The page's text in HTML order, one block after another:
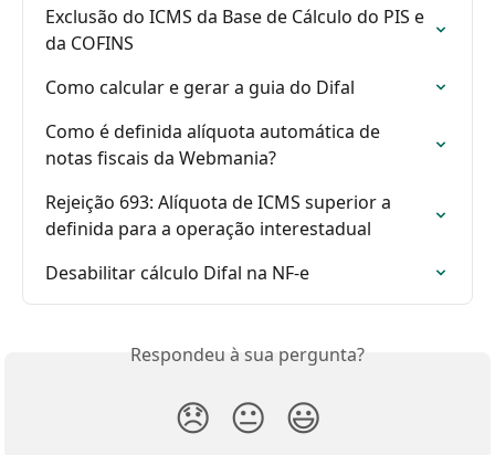
Exclusão do ICMS da Base de Cálculo do PIS e
da COFINS
Como calcular e gerar a guia do Difal
Como é definida alíquota automática de
notas fiscais da Webmania?
Rejeição 693: Alíquota de ICMS superior a
definida para a operação interestadual
Desabilitar cálculo Difal na NF-e
Respondeu à sua pergunta?
😞 😐 😃